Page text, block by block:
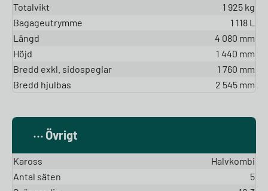
Totalvikt
1 925 kg
Bagageutrymme
1 118 L
Längd
4 080 mm
Höjd
1 440 mm
Bredd exkl. sidospeglar
1 760 mm
Bredd hjulbas
2 545 mm
Övrigt
Kaross
Halvkombi
Antal säten
5